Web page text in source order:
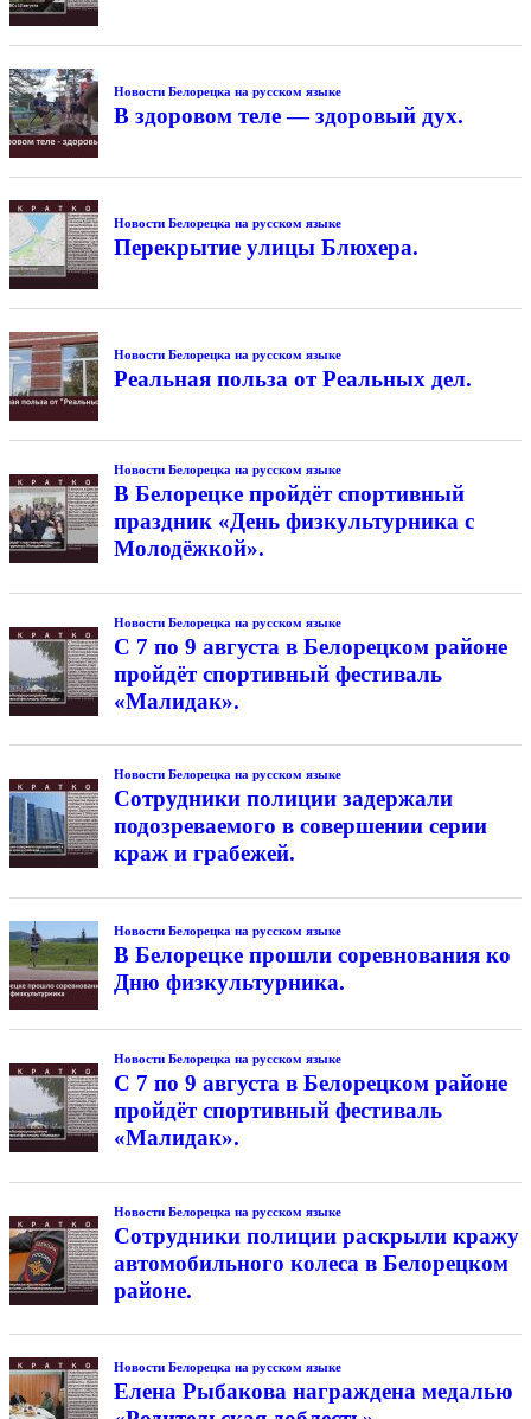
Новости Белорецка на русском языке
В здоровом теле — здоровый дух.
Новости Белорецка на русском языке
Перекрытие улицы Блюхера.
Новости Белорецка на русском языке
Реальная польза от Реальных дел.
Новости Белорецка на русском языке
В Белорецке пройдёт спортивный
праздник «День физкультурника с
Молодёжкой».
Новости Белорецка на русском языке
С 7 по 9 августа в Белорецком районе
пройдёт спортивный фестиваль
«Малидак».
Новости Белорецка на русском языке
Сотрудники полиции задержали
подозреваемого в совершении серии
краж и грабежей.
Новости Белорецка на русском языке
В Белорецке прошли соревнования ко
Дню физкультурника.
Новости Белорецка на русском языке
С 7 по 9 августа в Белорецком районе
пройдёт спортивный фестиваль
«Малидак».
Новости Белорецка на русском языке
Сотрудники полиции раскрыли кражу
автомобильного колеса в Белорецком
районе.
Новости Белорецка на русском языке
Елена Рыбакова награждена медалью